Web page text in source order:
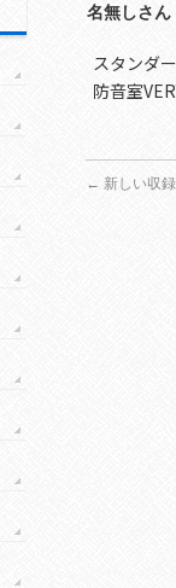
名無しさん
スタンダ
防音室
← 新しい収